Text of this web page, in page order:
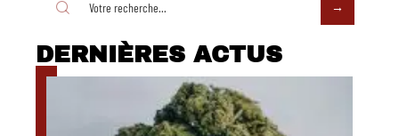
DERNIÈRES ACTUS